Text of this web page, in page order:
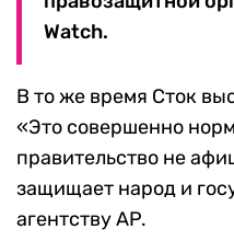
Watch.
В то же время Сток
«Это совершенно
правительство не
защищает народ и
агентству AP.